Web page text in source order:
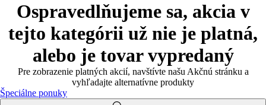
Ospravedlňujeme sa, akcia v
tejto kategórii už nie je platná,
alebo je tovar vypredaný
Pre zobrazenie platných akcií, navštívte našu Akčnú stránku a
vyhľadajte alternatívne produkty
Špeciálne ponuky